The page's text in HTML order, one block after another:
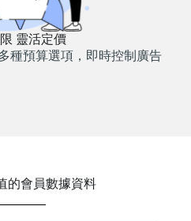
靈活定價
種預算選項，即時控制廣告
的會員數據資料